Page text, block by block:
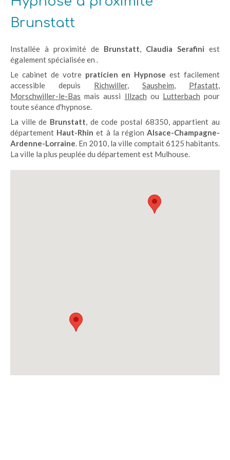
Brunstatt
Installée à proximité de Brunstatt, Claudia Serafini est
également spécialisée en .
Le cabinet de votre praticien en Hypnose est facilement
accessible depuis Richwiller, Sausheim, Pfastatt,
Morschwiller-le-Bas mais aussi Illzach ou Lutterbach pour
toute séance d'hypnose.
La ville de Brunstatt, de code postal 68350, appartient au
département Haut-Rhin et à la régionAlsace-Champagne-
Ardenne-Lorraine. En 2010, la ville comptait 6125 habitants.
La ville la plus peuplée du département est Mulhouse.